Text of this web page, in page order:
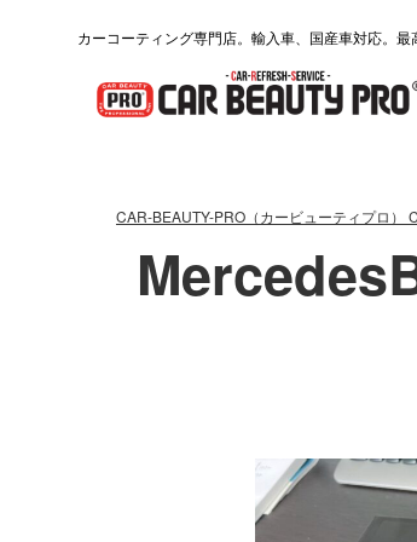
カーコーティング専門店。輸入車、国産車対応。
CAR-BEAUTY-PRO（カービューティプロ）